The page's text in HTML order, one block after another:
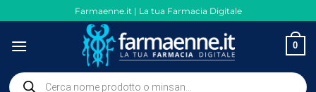
ai
contenuti
Farmaenne.it | La tua Farmacia Digitale
0
Ricerca
prodotti